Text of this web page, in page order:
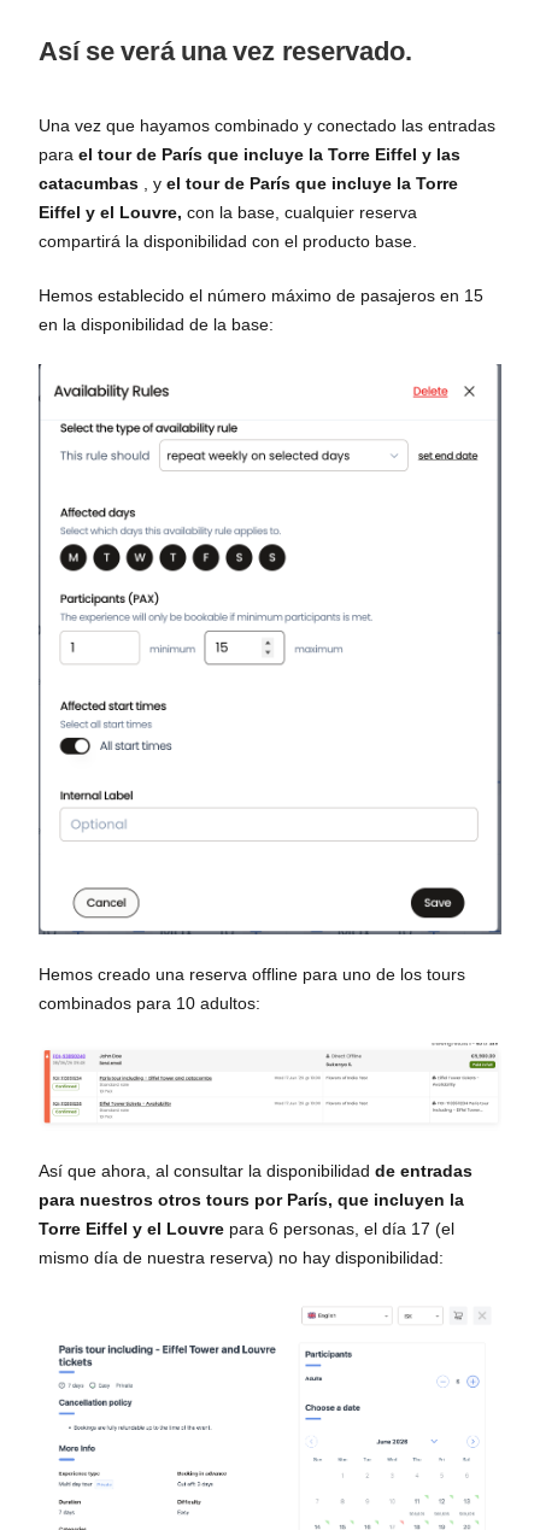
Así se verá una vez reservado.
Una vez que hayamos combinado y conectado las entradas
para el tour de París que incluye la Torre Eiffel y las
catacumbas , y el tour de París que incluye la Torre
Eiffel y el Louvre, con la base, cualquier reserva
compartirá la disponibilidad con el producto base.
Hemos establecido el número máximo de pasajeros en 15
en la disponibilidad de la base:
Hemos creado una reserva offline para uno de los tours
combinados para 10 adultos:
Así que ahora, al consultar la disponibilidad de entradas
para nuestros otros tours por París, que incluyen la
Torre Eiffel y el Louvre para 6 personas, el día 17 (el
mismo día de nuestra reserva) no hay disponibilidad: